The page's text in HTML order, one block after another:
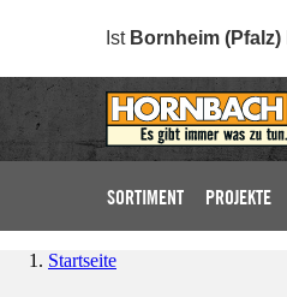
Ist Bornheim (Pfalz)
SORTIMENT PROJEKTE
Startseite